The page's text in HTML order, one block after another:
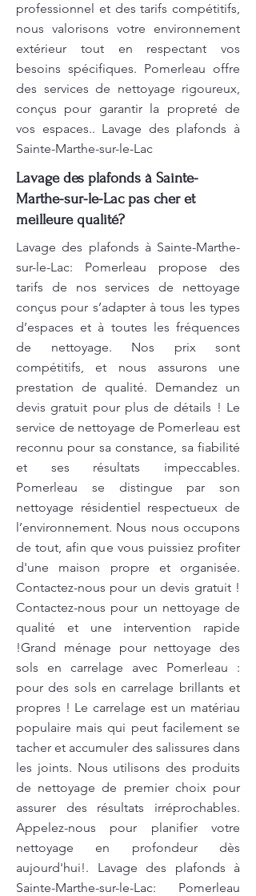
professionnel et des tarifs compétitifs,
nous valorisons votre environnement
extérieur tout en respectant vos
besoins spécifiques. Pomerleau offre
des services de nettoyage rigoureux,
conçus pour garantir la propreté de
vos espaces.. Lavage des plafonds à
Sainte-Marthe-sur-le-Lac
Lavage des plafonds à Sainte-
Marthe-sur-le-Lac pas cher et
meilleure qualité?
Lavage des plafonds à Sainte-Marthe-
sur-le-Lac: Pomerleau propose des
tarifs de nos services de nettoyage
conçus pour s’adapter à tous les types
d’espaces et à toutes les fréquences
de nettoyage. Nos prix sont
compétitifs, et nous assurons une
prestation de qualité. Demandez un
devis gratuit pour plus de détails ! Le
service de nettoyage de Pomerleau est
reconnu pour sa constance, sa fiabilité
et ses résultats impeccables.
Pomerleau se distingue par son
nettoyage résidentiel respectueux de
l’environnement. Nous nous occupons
de tout, afin que vous puissiez profiter
d'une maison propre et organisée.
Contactez-nous pour un devis gratuit !
Contactez-nous pour un nettoyage de
qualité et une intervention rapide
!Grand ménage pour nettoyage des
sols en carrelage avec Pomerleau :
pour des sols en carrelage brillants et
propres ! Le carrelage est un matériau
populaire mais qui peut facilement se
tacher et accumuler des salissures dans
les joints. Nous utilisons des produits
de nettoyage de premier choix pour
assurer des résultats irréprochables.
Appelez-nous pour planifier votre
nettoyage en profondeur dès
aujourd'hui!. Lavage des plafonds à
Sainte-Marthe-sur-le-Lac: Pomerleau